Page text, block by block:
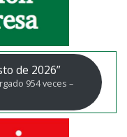
de 2026”
954 veces –